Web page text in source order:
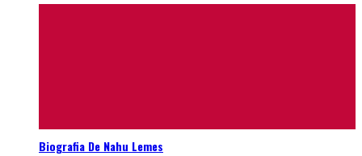
Biografia De Nahu Lemes